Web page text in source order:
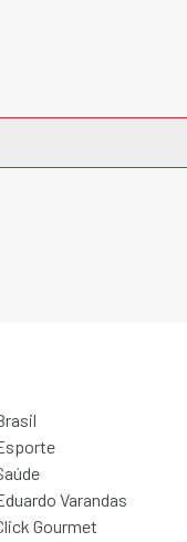
Varandas
Gourmet